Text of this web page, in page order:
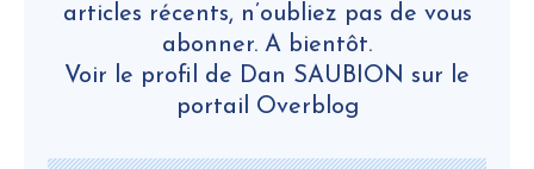
articles récents, n’oubliez pas de vous
abonner. A bientôt.
Voir le profil de Dan SAUBION sur le
portail Overblog